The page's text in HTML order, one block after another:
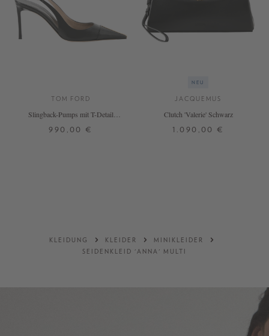
TOM FORD
Slingback-Pumps mit T-Detail
990,00 €
NEU
JACQUEMUS
Clutch 'Valerie' Schwarz
1.090,00 €
KLEIDUNG KLEIDER
MINIKLEIDER
SEIDENKLEID 'ANNA' MULTI